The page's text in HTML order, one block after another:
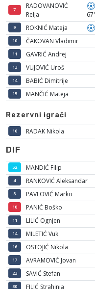
7
RADOVANOVIĆ
Relja
67'
9 ROKNIĆ Mateja
10 ČAKOVAN Vladimir
11 GAVRIĆ Andrej
13 VUJOVIĆ Uroš
14 BABIĆ Dimitrije
15 MANČIĆ Mateja
Rezervni igrači
16 RADAK Nikola
DIF
52 MANDIĆ Filip
4 RANKOVIĆ Aleksandar
8 PAVLOVIĆ Marko
10 PANIĆ Boško
11 LILIĆ Ognjen
14 MILETIĆ Vuk
16 OSTOJIĆ Nikola
17 AVRAMOVIĆ Jovan
23 SAVIĆ Stefan
30 FILIĆ Strahinja